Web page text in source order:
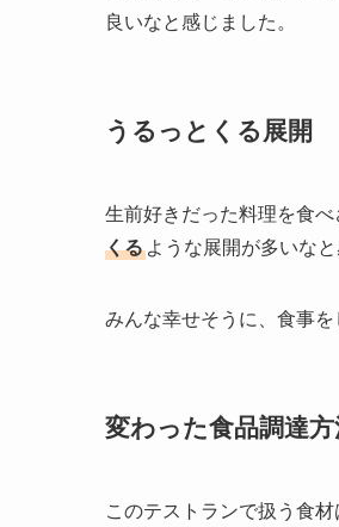
良いなと感じました。
うるっとくる展開
生前好きだった料理を食べ
くる ような展開が多いなと
みんな幸せそうに、食事
変わった食品調達方
このテストランで扱う食